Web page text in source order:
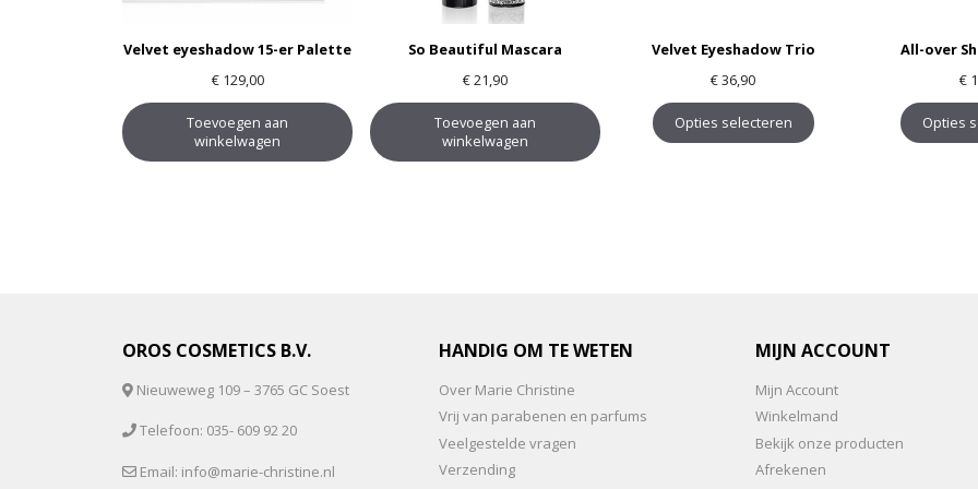
Velvet eyeshadow 15-er Palette
€129,00
Toevoegen aan
winkelwagen
So Beautiful Mascara
€21,90
Toevoegen aan
winkelwagen
Velvet Eyeshadow Trio
€36,90
Opties selecteren
All-over
€
Opties
OROS COSMETICS B.V.
Nieuweweg 109 – 3765 GC Soest
Telefoon: 035- 609 92 20
Email: info@marie-christine.nl
HANDIG OM TE WETEN
Over Marie Christine
Vrij van parabenen en parfums
Veelgestelde vragen
Verzending
MIJN ACCOUNT
Mijn Account
Winkelmand
Bekijk onze producten
Afrekenen